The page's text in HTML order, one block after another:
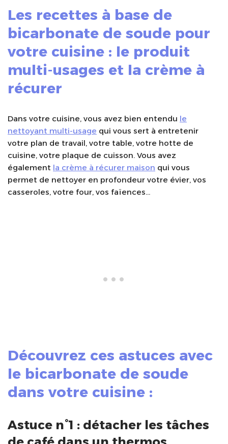
Les recettes à base de
bicarbonate de soude pour
votre cuisine : le produit
multi-usages et la crème à
récurer
Dans votre cuisine, vous avez bien entendu le
nettoyant multi-usage qui vous sert à entretenir
votre plan de travail, votre table, votre hotte de
cuisine, votre plaque de cuisson. Vous avez
également la crème à récurer maison qui vous
permet de nettoyer en profondeur votre évier, vos
casseroles, votre four, vos faïences…
Découvrez ces astuces avec
le bicarbonate de soude
dans votre cuisine :
Astuce n°1 : détacher les tâches